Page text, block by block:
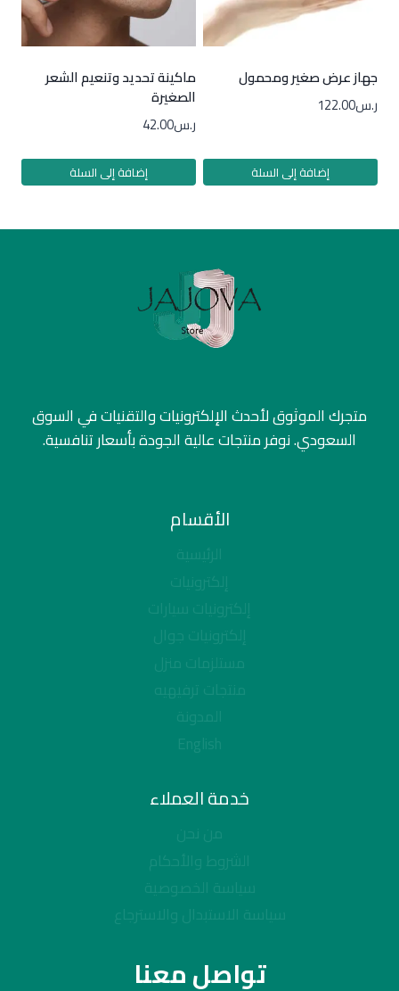
جهاز عرض صغير ومحمول
ر.س122.00
إضافة إلى السلة
ماكينة تحديد وتنعيم الشعر
الصغيرة
ر.س42.00
إضافة إلى السلة
متجرك الموثوق لأحدث الإلكترونيات والتقنيات في السوق
السعودي. نوفر منتجات عالية الجودة بأسعار تنافسية.
الأقسام
الرئيسية
إلكترونيات
إلكترونيات سيارات
إلكترونيات جوال
مستلزمات منزل
منتجات ترفيهيه
المدونة
English
خدمة العملاء
من نحن
الشروط والأحكام
سياسة الخصوصية
سياسة الاستبدال والاسترجاع
تواصل معنا